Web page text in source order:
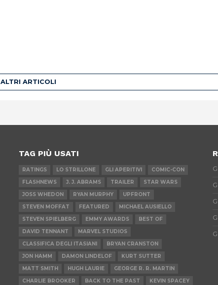
ALTRI ARTICOLI
TAG PIÙ USATI
RATINGS LO STRILLONE GLI APERITIVI
COMIC-CON
FLASHNEWS
J. J. ABRAMS TRAILER
STAR WARS
JOSS WHEDON
RYAN MURPHY
UPFRONT
STEVEN MOFFAT
FEATURED
MICHAEL AUSIELLO
STEVEN SPIELBERG
EMMY AWARDS
BEST OF
DAVID TENNANT
MARVEL STUDIOS
CLASSIFICA DEGLI ITASIANI
BRYAN CRANSTON
JON HAMM
DAMON LINDELOF
KURT SUTTER
MATT SMITH
HUGH LAURIE
GEORGE R. R. MARTIN
CHARLIE BROOKER
BACK TO THE PAST KEVIN SPACEY